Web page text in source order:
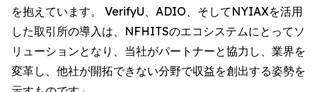
を抱えています。 VerifyU、ADIO、そしてNYIAXを活用
した取引所の導入は、NFHITSのエコシステムにとってソ
リューションとなり、当社がパートナーと協力し、業界を
変革し、他社が開拓できない分野で収益を創出する姿勢を